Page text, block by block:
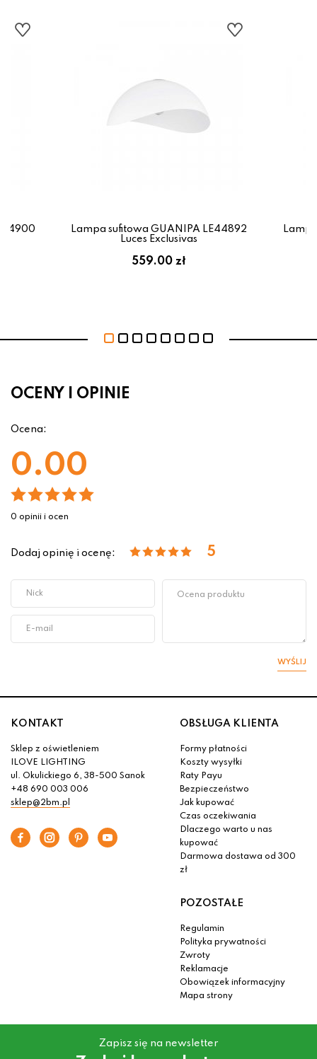
Lampa sufitowa GUANIPA LE44892
Luces Exclusivas
559.00 zł
OCENY I OPINIE
Ocena:
0.00
0 opinii i ocen
Dodaj opinię i ocenę: 5
WYŚLIJ
KONTAKT
Sklep z oświetleniem
ILOVE LIGHTING
ul. Okulickiego 6, 38-500 Sanok
+48 690 003 006
sklep@2bm.pl
OBSŁUGA KLIENTA
Formy płatności
Koszty wysyłki
Raty Payu
Bezpieczeństwo
Jak kupować
Czas oczekiwania
Dlaczego warto u nas
kupować
Darmowa dostawa od 300
zł
POZOSTAŁE
Regulamin
Polityka prywatności
Zwroty
Reklamacje
Obowiązek informacyjny
Mapa strony
Zapisz się na newsletter